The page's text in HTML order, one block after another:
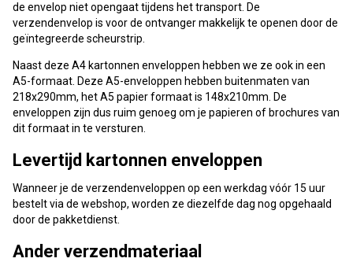
de envelop niet opengaat tijdens het transport. De
verzendenvelop is voor de ontvanger makkelijk te openen door de
geïntegreerde scheurstrip.
Naast deze A4 kartonnen enveloppen hebben we ze ook in een
A5-formaat. Deze A5-enveloppen hebben buitenmaten van
218x290mm, het A5 papier formaat is 148x210mm. De
enveloppen zijn dus ruim genoeg om je papieren of brochures van
dit formaat in te versturen.
Levertijd kartonnen enveloppen
Wanneer je de verzendenveloppen op een werkdag vóór 15 uur
bestelt via de webshop, worden ze diezelfde dag nog opgehaald
door de pakketdienst.
Ander verzendmateriaal